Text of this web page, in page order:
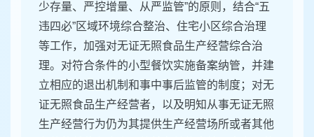
少存量、严控增量、从严监管”的原则，结合“五
违四必”区域环境综合整治、住宅小区综合治理
等工作，加强对无证无照食品生产经营综合治
理。对符合条件的小型餐饮实施备案纳管，并建
立相应的退出机制和事中事后监管的制度；对无
证无照食品生产经营者，以及明知从事无证无照
生产经营行为仍为其提供生产经营场所或者其他